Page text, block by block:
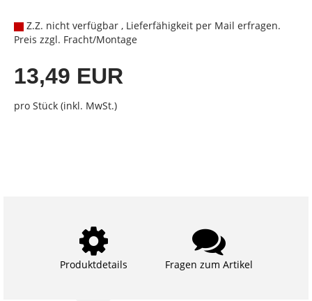
Z.Z. nicht verfügbar , Lieferfähigkeit per Mail erfragen.
Preis zzgl. Fracht/Montage
13,49 EUR
pro Stück (inkl. MwSt.)
Produktdetails Fragen zum Artikel